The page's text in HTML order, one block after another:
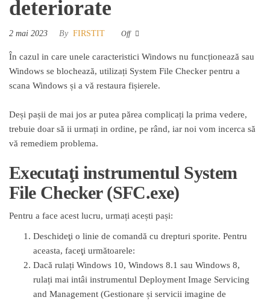
deteriorate
2 mai 2023 By FIRSTIT Off
În cazul in care unele caracteristici Windows nu funcționează sau
Windows se blochează, utilizați System File Checker pentru a
scana Windows și a vă restaura fișierele.
Deși pașii de mai jos ar putea părea complicați la prima vedere,
trebuie doar să ii urmați in ordine, pe rând, iar noi vom incerca să
vă remediem problema.
Executaţi instrumentul System
File Checker (SFC.exe)
Pentru a face acest lucru, urmați acești pași:
Deschideţi o linie de comandă cu drepturi sporite. Pentru
aceasta, faceţi următoarele:
Dacă rulați Windows 10, Windows 8.1 sau Windows 8,
rulați mai intâi instrumentul Deployment Image Servicing
and Management (Gestionare și servicii imagine de